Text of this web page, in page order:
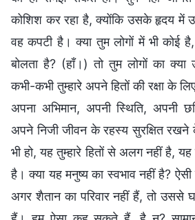
कोशिश कर रहा है, क्योंकि उसके हृदय में
वह कपटी है। क्या तुम लोगों में भी कोई
बोलता है? (हाँ।) तो तुम लोगों का क्या
कभी-कभी तुम्हारे अपने हितों की रक्षा के
अपना अभिमान, अपनी स्थिति, अपनी
अपने निजी जीवन के रहस्य सुरक्षित रखने
भी हो, यह तुम्हारे हितों से अलग नहीं है,
है। क्या यह मनुष्य का स्वभाव नहीं है?
अगर शैतान का परिवार नहीं हैं, तो